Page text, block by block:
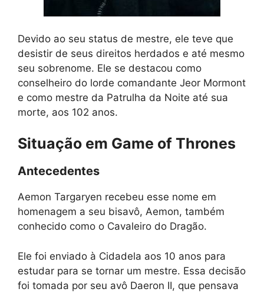
Devido ao seu status de mestre, ele teve que
desistir de seus direitos herdados e até mesmo
seu sobrenome. Ele se destacou como
conselheiro do lorde comandante Jeor Mormont
e como mestre da Patrulha da Noite até sua
morte, aos 102 anos.
Situação em Game of Thrones
Antecedentes
Aemon Targaryen recebeu esse nome em
homenagem a seu bisavô, Aemon, também
conhecido como o Cavaleiro do Dragão.
Ele foi enviado à Cidadela aos 10 anos para
estudar para se tornar um mestre. Essa decisão
foi tomada por seu avô Daeron II, que pensava